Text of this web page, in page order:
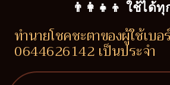
👨‍👩‍👧‍👦 ใช้ได้ทุ
ทำนายโชคชะตาของผู้ใช้เบอร์
0644626142 เป็นประจำ